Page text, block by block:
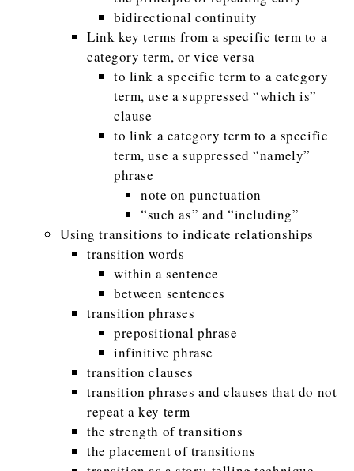
bidirectional continuity
Link key terms from a specific term to a
category term, or vice versa
to link a specific term to a category
term, use a suppressed “which is”
clause
to link a category term to a specific
term, use a suppressed “namely”
phrase
note on punctuation
“such as” and “including”
Using transitions to indicate relationships
transition words
within a sentence
between sentences
transition phrases
prepositional phrase
infinitive phrase
transition clauses
transition phrases and clauses that do not
repeat a key term
the strength of transitions
the placement of transitions